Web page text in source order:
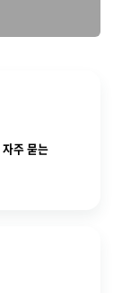
자주 묻는